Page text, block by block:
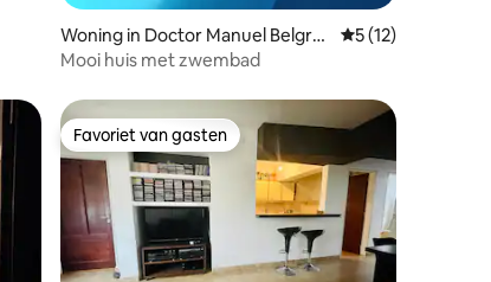
Woning in Doctor Manuel Belgra
no
Gemiddelde
5 (12)
Mooi huis met zwembad
Favoriet van gasten
Favoriet van gasten